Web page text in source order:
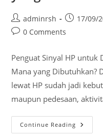
Post
author:
adminrsh
Post
published:
17/09/
Post0 Comments
Penguat Sinyal HP untuk
Mana yang Dibutuhkan?
lewat HP sudah jadi
maupun pedesaan,
Continue Reading Penguat
Sinyal